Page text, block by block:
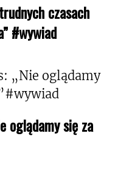
czasach
#wywiad
oglądamy się za